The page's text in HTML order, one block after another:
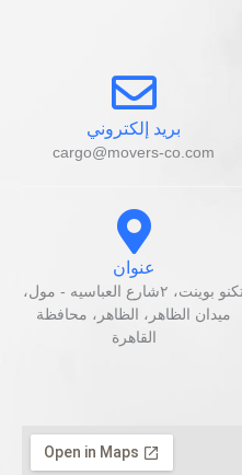
بريد إلكتروني
cargo@movers-co.com
عنوان
تكنو بوينت، ٢شارع العباسيه - مول،
ميدان الظاهر، الظاهر، محافظة
القاهرة‬